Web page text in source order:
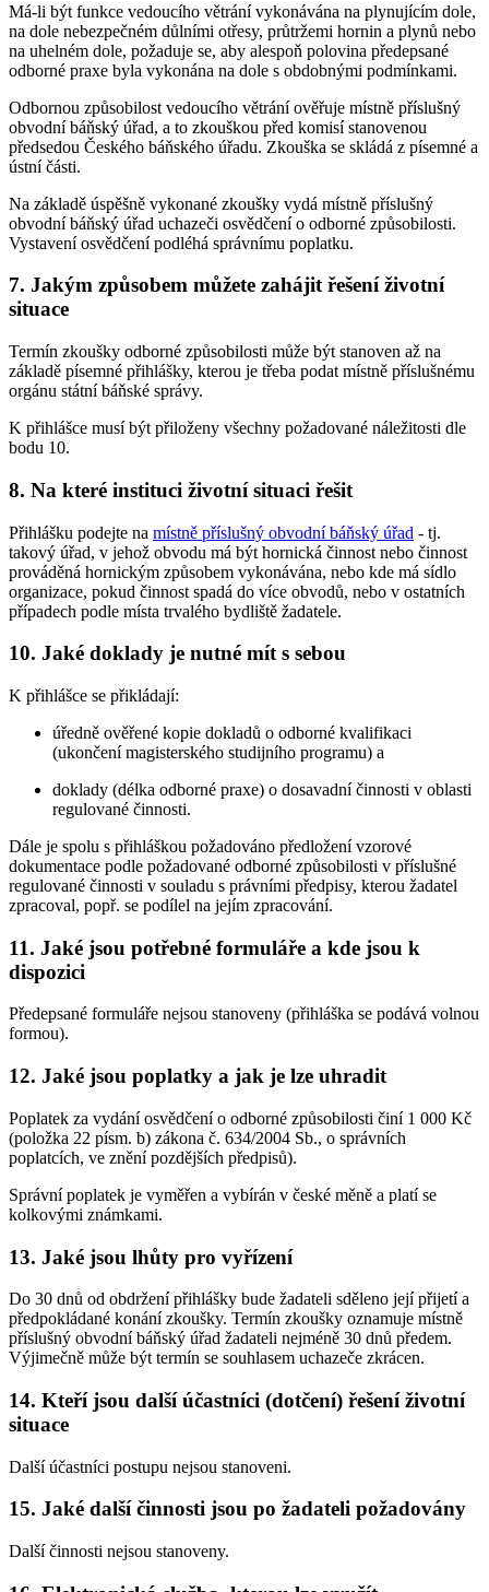
Má-li být funkce vedoucího větrání vykonávána na plynujícím dole,
na dole nebezpečném důlními otřesy, průtržemi hornin a plynů nebo
na uhelném dole, požaduje se, aby alespoň polovina předepsané
odborné praxe byla vykonána na dole s obdobnými podmínkami.
Odbornou způsobilost vedoucího větrání ověřuje místně příslušný
obvodní báňský úřad, a to zkouškou před komisí stanovenou
předsedou Českého báňského úřadu. Zkouška se skládá z písemné a
ústní části.
Na základě úspěšně vykonané zkoušky vydá místně příslušný
obvodní báňský úřad uchazeči osvědčení o odborné způsobilosti.
Vystavení osvědčení podléhá správnímu poplatku.
7. Jakým způsobem můžete zahájit řešení životní
situace
Termín zkoušky odborné způsobilosti může být stanoven až na
základě písemné přihlášky, kterou je třeba podat místně příslušnému
orgánu státní báňské správy.
K přihlášce musí být přiloženy všechny požadované náležitosti dle
bodu 10.
8. Na které instituci životní situaci řešit
Přihlášku podejte na místně příslušný obvodní báňský úřad - tj.
takový úřad, v jehož obvodu má být hornická činnost nebo činnost
prováděná hornickým způsobem vykonávána, nebo kde má sídlo
organizace, pokud činnost spadá do více obvodů, nebo v ostatních
případech podle místa trvalého bydliště žadatele.
10. Jaké doklady je nutné mít s sebou
K přihlášce se přikládají:
úředně ověřené kopie dokladů o odborné kvalifikaci
(ukončení magisterského studijního programu) a
doklady (délka odborné praxe) o dosavadní činnosti v oblasti
regulované činnosti.
Dále je spolu s přihláškou požadováno předložení vzorové
dokumentace podle požadované odborné způsobilosti v příslušné
regulované činnosti v souladu s právními předpisy, kterou žadatel
zpracoval, popř. se podílel na jejím zpracování.
11. Jaké jsou potřebné formuláře a kde jsou k
dispozici
Předepsané formuláře nejsou stanoveny (přihláška se podává volnou
formou).
12. Jaké jsou poplatky a jak je lze uhradit
Poplatek za vydání osvědčení o odborné způsobilosti činí 1 000 Kč
(položka 22 písm. b) zákona č. 634/2004 Sb., o správních
poplatcích, ve znění pozdějších předpisů).
Správní poplatek je vyměřen a vybírán v české měně a platí se
kolkovými známkami.
13. Jaké jsou lhůty pro vyřízení
Do 30 dnů od obdržení přihlášky bude žadateli sděleno její přijetí a
předpokládané konání zkoušky. Termín zkoušky oznamuje místně
příslušný obvodní báňský úřad žadateli nejméně 30 dnů předem.
Výjimečně může být termín se souhlasem uchazeče zkrácen.
14. Kteří jsou další účastníci (dotčení) řešení životní
situace
Další účastníci postupu nejsou stanoveni.
15. Jaké další činnosti jsou po žadateli požadovány
Další činnosti nejsou stanoveny.